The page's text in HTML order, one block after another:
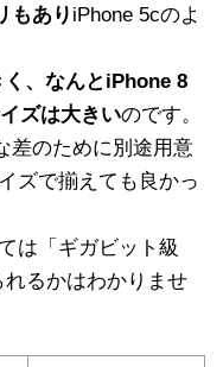
もあり iPhone 5cのよ
、なんとiPhone 8
ズは大きいのです。
差のために別途用意
ズで揃えても良かっ
は「ギガビット級
れるかはわかりませ